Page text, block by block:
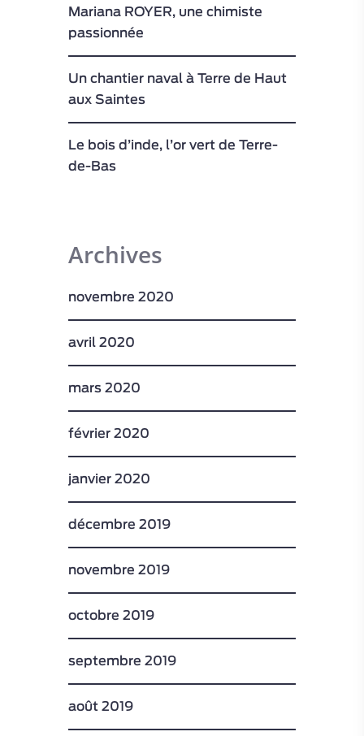
Mariana ROYER, une chimiste
passionnée
Un chantier naval à Terre de Haut
aux Saintes
Le bois d’inde, l’or vert de Terre-
de-Bas
Archives
novembre 2020
avril 2020
mars 2020
février 2020
janvier 2020
décembre 2019
novembre 2019
octobre 2019
septembre 2019
août 2019